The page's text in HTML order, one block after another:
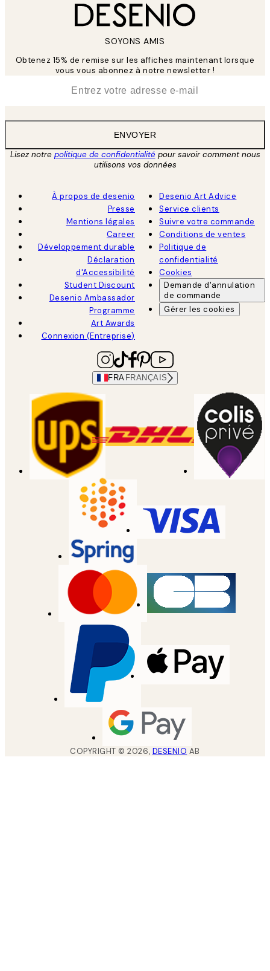
SOYONS AMIS
Obtenez 15% de remise sur les affiches maintenant lorsque
vous vous abonnez à notre newsletter !
ENVOYER
Lisez notre politique de confidentialitépour savoir comment nous
utilisons vos données
À propos de desenio
Presse
Mentions légales
Career
Développement durable
Déclaration
d'Accessibilité
Student Discount
Desenio Ambassador
Programme
Art Awards
Connexion (Entreprise)
Desenio Art Advice
Service clients
Suivre votre commande
Conditions de ventes
Politique de
confidentialité
Cookies
Demande d'annulation
de commande
Gérer les cookies
FRA FRANÇAIS
COPYRIGHT ©2026, DESENIO AB